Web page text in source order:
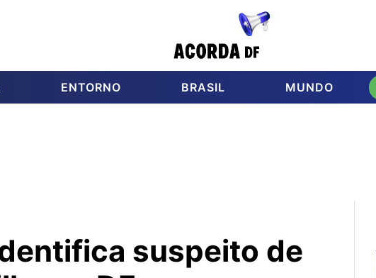
ENTORNO BRASIL MUNDO
suspeito de